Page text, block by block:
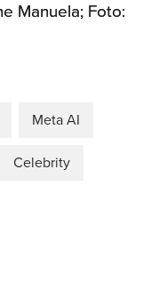
Manuela; Foto:
Meta AI
Celebrity